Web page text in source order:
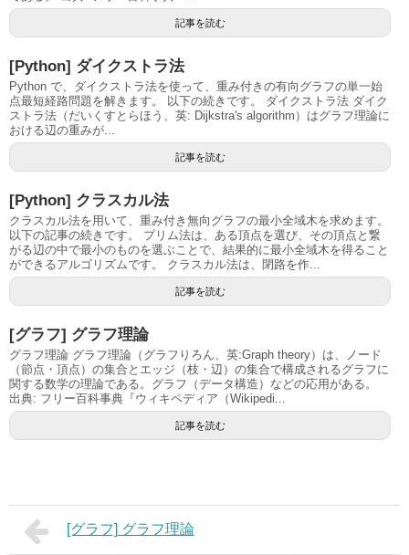
記事を読む
[Python] ダイクストラ法
Python で、ダイクストラ法を使って、重み付きの有向グラフの単一始
点最短経路問題を解きます。 以下の続きです。 ダイクストラ法 ダイク
ストラ法（だいくすとらほう、英: Dijkstra's algorithm）はグラフ理論に
おける辺の重みが...
記事を読む
[Python] クラスカル法
クラスカル法を用いて、重み付き無向グラフの最小全域木を求めます。
以下の記事の続きです。 プリム法は、ある頂点を選び、その頂点と繋
がる辺の中で最小のものを選ぶことで、結果的に最小全域木を得ること
ができるアルゴリズムです。 クラスカル法は、閉路を作...
記事を読む
[グラフ] グラフ理論
グラフ理論 グラフ理論（グラフりろん、英:Graph theory）は、ノード
（節点・頂点）の集合とエッジ（枝・辺）の集合で構成されるグラフに
関する数学の理論である。グラフ（データ構造）などの応用がある。
出典: フリー百科事典『ウィキペディア（Wikipedi...
記事を読む
[グラフ] グラフ理論